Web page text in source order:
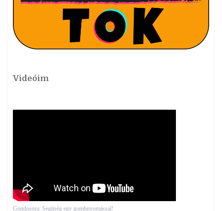
Videóim
Gondosóra: Segítség egy gombnyomással!